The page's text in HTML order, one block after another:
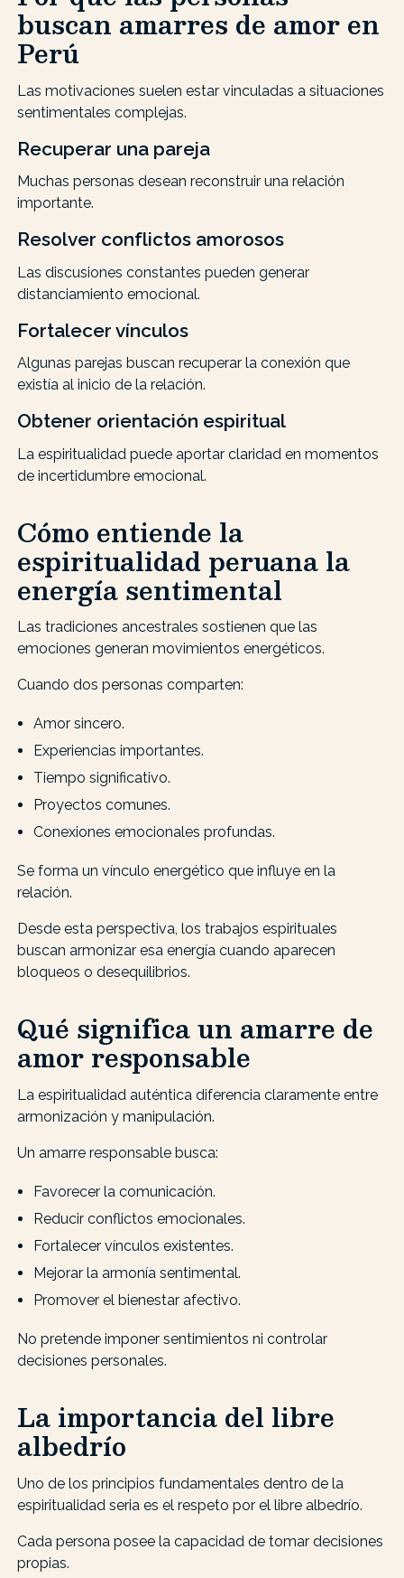
buscan amarres de amor en
Perú
Las motivaciones suelen estar vinculadas a situaciones
sentimentales complejas.
Recuperar una pareja
Muchas personas desean reconstruir una relación
importante.
Resolver conflictos amorosos
Las discusiones constantes pueden generar
distanciamiento emocional.
Fortalecer vínculos
Algunas parejas buscan recuperar la conexión que
existía al inicio de la relación.
Obtener orientación espiritual
La espiritualidad puede aportar claridad en momentos
de incertidumbre emocional.
Cómo entiende la
espiritualidad peruana la
energía sentimental
Las tradiciones ancestrales sostienen que las
emociones generan movimientos energéticos.
Cuando dos personas comparten:
Amor sincero.
Experiencias importantes.
Tiempo significativo.
Proyectos comunes.
Conexiones emocionales profundas.
Se forma un vínculo energético que influye en la
relación.
Desde esta perspectiva, los trabajos espirituales
buscan armonizar esa energía cuando aparecen
bloqueos o desequilibrios.
Qué significa un amarre de
amor responsable
La espiritualidad auténtica diferencia claramente entre
armonización y manipulación.
Un amarre responsable busca:
Favorecer la comunicación.
Reducir conflictos emocionales.
Fortalecer vínculos existentes.
Mejorar la armonía sentimental.
Promover el bienestar afectivo.
No pretende imponer sentimientos ni controlar
decisiones personales.
La importancia del libre
albedrío
Uno de los principios fundamentales dentro de la
espiritualidad seria es el respeto por el libre albedrío.
Cada persona posee la capacidad de tomar decisiones
propias.